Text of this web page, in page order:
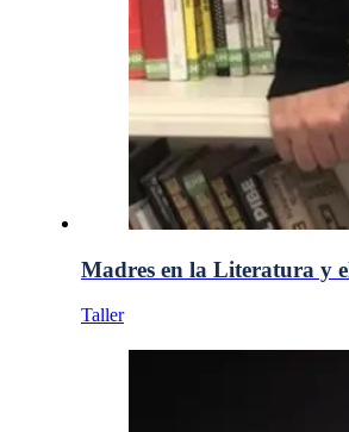
Madres en la Literatura y
Taller